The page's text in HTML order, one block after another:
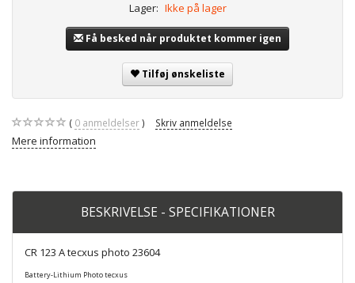
Lager: Ikke på lager
Få besked når produktet kommer igen
Tilføj ønskeliste
0 anmeldelser Skriv anmeldelse
Mere information
BESKRIVELSE - SPECIFIKATIONER
CR 123 A tecxus photo 23604
Battery-Lithium Photo tecxus